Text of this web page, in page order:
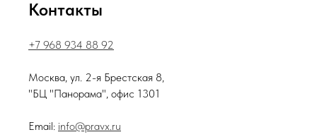
Контакты
+7 968 934 88 92
Москва, ул. 2-я Брестская 8,
"БЦ "Панорама", офис 1301
Email: info@pravx.ru